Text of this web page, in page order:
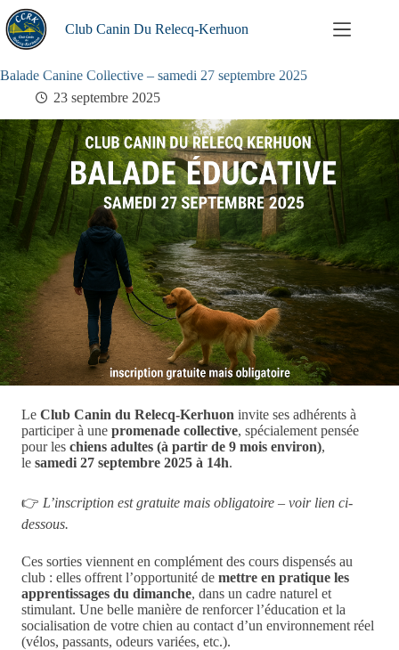
Passer
au
contenu
Club Canin Du Relecq-Kerhuon
Balade Canine Collective – samedi 27 septembre 2025
23 septembre 2025
Le Club Canin du Relecq-Kerhuon invite ses adhérents à
participer à une promenade collective, spécialement pensée
pour les chiens adultes (à partir de 9 mois environ),
le samedi 27 septembre 2025 à 14h.
👉 L’inscription est gratuite mais obligatoire – voir lien ci-
dessous.
Ces sorties viennent en complément des cours dispensés au
club : elles offrent l’opportunité de mettre en pratique les
apprentissages du dimanche, dans un cadre naturel et
stimulant. Une belle manière de renforcer l’éducation et la
socialisation de votre chien au contact d’un environnement réel
(vélos, passants, odeurs variées, etc.).